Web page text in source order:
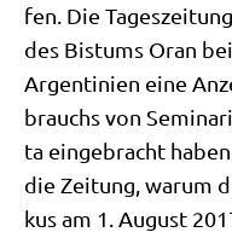
fen. Die
des Bis­tums Oran
Argen­ti­ni­en eine
brauchs von
ta ein­ge­bracht
die Zei­tung, war­um
kus am 1. August